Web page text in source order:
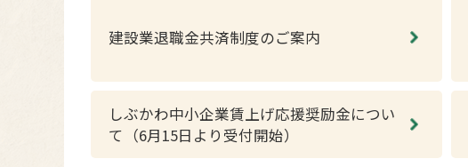
建設業退職金共済制度のご案内
しぶかわ中小企業賃上げ応援奨励金につい
て（6月15日より受付開始）